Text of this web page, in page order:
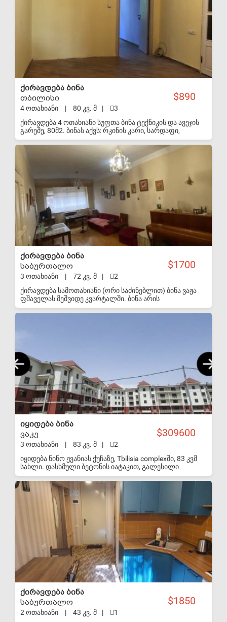
890
ქირავდება ბინა
თბილისი
4 ოთახიანი | 80 კვ. მ |
3
ქირავდება 4 ოთახიანი სუფთა ბინა ტექნიკის და ავეჯის
გარეშე, 80მ2. ბინას აქვს: რკინის კარი, სარდაფი,
უსაფრთხო ორკამერიანი გაზის კალონკა, 9
სართულიანის 1 მაღალ სართულზე, პირველი და ბოლო
თვის გადახდით. ნოტარიულად ფორმდება მინიმუმ ერთ
წლიანი ხელშეკრულება. ბინა თავისუფლდება 20
ოქტომბერს, ამჟამად ცხოვრობენ მდგმურები. გლდანის
მე6 მიკრო, პარკის წინ. ვარ მეპატრონე. დარეკეთ
მხოლოდ რეალურმა მსურველებმა ამ
ნომერზე:591755981. სააგენტოებთან არ
ვთანამშრომლობ.
1700
ქირავდება ბინა
საბურთალო
3 ოთახიანი | 72 კვ. მ |
2
ქირავდება სამოთახიანი (ორი საძინებლით) ბინა ვაჟა
ფშაველას მეშვიდე კვარტალში. ბინა არის
კეთილმოწყობილი, გამჭოლი, ყველა საჭირო ავეჯით და
ინვენტარით. ცხრა სართულიანი სახლის პირველ
309600
იყიდება ბინა
ვაკე
3 ოთახიანი | 83 კვ. მ |
2
იყიდება ნინო ჟვანიას ქუჩაზე, Tbilisia complexში, 83 კვმ
სახლი. დასხმული ბეტონის იატაკით, გალესილი
დამუშავებული კედლებით, კარფანჯარა ჩასმული
1850
ქირავდება ბინა
საბურთალო
2 ოთახიანი | 43 კვ. მ |
1